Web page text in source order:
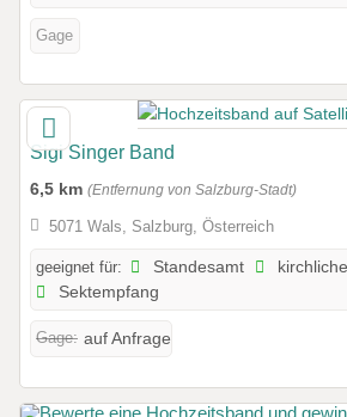
Gage
Sigi Singer Band
6,5 km (Entfernung von Salzburg-Stadt)
5071 Wals, Salzburg, Österreich
geeignet für: Standesamt
Sektempfang
Gage: auf Anfrage